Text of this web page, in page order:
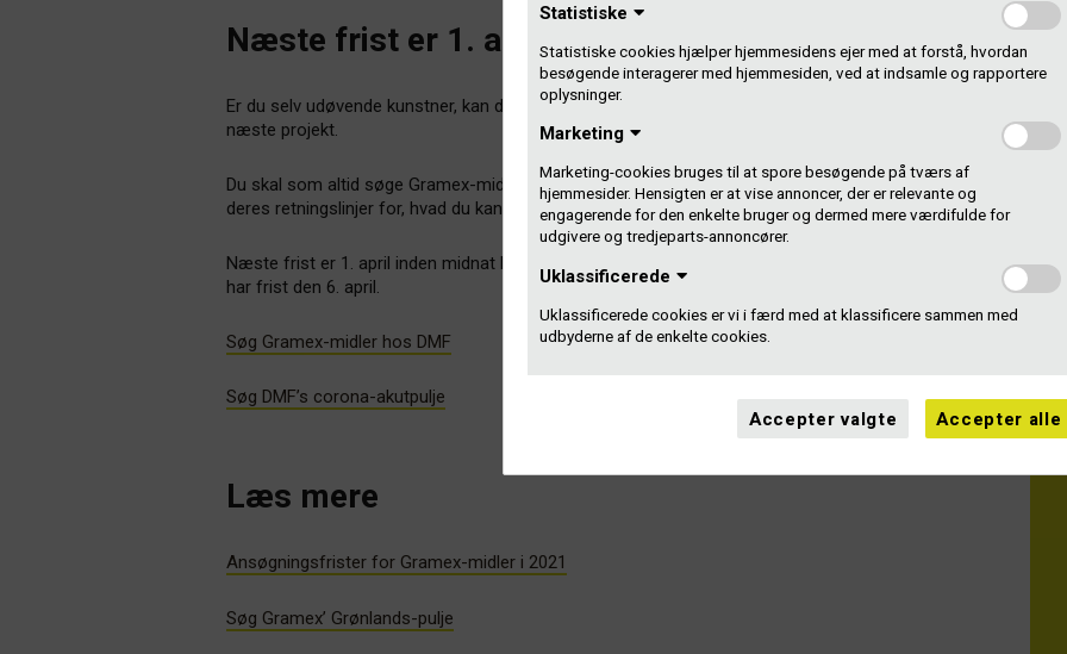
Statistiske
Statistiske cookies hjælper hjemmesidens ejer med at forstå, hvordan
besøgende interagerer med hjemmesiden, ved at indsamle og rapportere
oplysninger.
Marketing
Marketing-cookies bruges til at spore besøgende på tværs af
hjemmesider. Hensigten er at vise annoncer, der er relevante og
engagerende for den enkelte bruger og dermed mere værdifulde for
udgivere og tredjeparts-annoncører.
Uklassificerede
Uklassificerede cookies er vi i færd med at klassificere sammen med
udbyderne af de enkelte cookies.
Accepter valgte Accepter alle
Næste frist er 1. april hos DMF
Er du selv udøvende kunstner, kan du ligesom Karen søge økonomisk hjælp fra Gramex til dit
næste projekt.
Du skal som altid søge Gramex-midlerne hos de udøvende kunstneres organisationer og tjekke
deres retningslinjer for, hvad du kan søge til hvordan og hvornår.
Næste frist er 1. april inden midnat hos Dansk Musiker Forbund (DMF). Deres corona-akutpulje
har frist den 6. april.
Søg Gramex-midler hos DMF
Søg DMF’s corona-akutpulje
Læs mere
Ansøgningsfrister for Gramex-midler i 2021
Søg Gramex’ Grønlands-pulje